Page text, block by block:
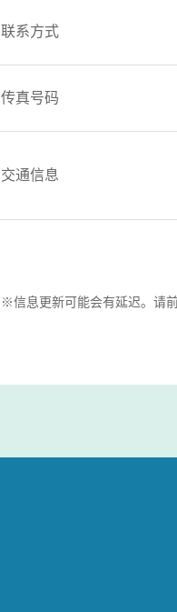
联系方式
传真号码
交通信息
※信息更新可能会有延迟。请